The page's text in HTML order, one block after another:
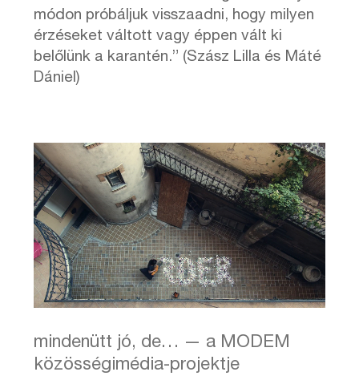
módon próbáljuk visszaadni, hogy milyen
érzéseket váltott vagy éppen vált ki
belőlünk a karantén.” (Szász Lilla és Máté
Dániel)
mindenütt jó, de… — a MODEM
közösségimédia-projektje